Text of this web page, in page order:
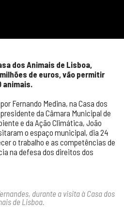
dos Animais de Lisboa,
de euros, vão permitir
animais.
Fernando Medina, na Casa dos
da Câmara Municipal de
e da Ação Climática, João
o espaço municipal, dia 24
o trabalho e as competências de
na defesa dos direitos dos
durante a visita à Casa dos
de Lisboa.